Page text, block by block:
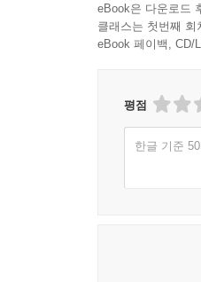
eBook은 다운로드
클래스는 첫번째
eBook 페이백, CD/
평점
한글 기준